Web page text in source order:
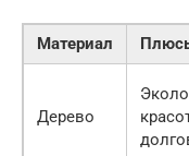
Материал
Дерево